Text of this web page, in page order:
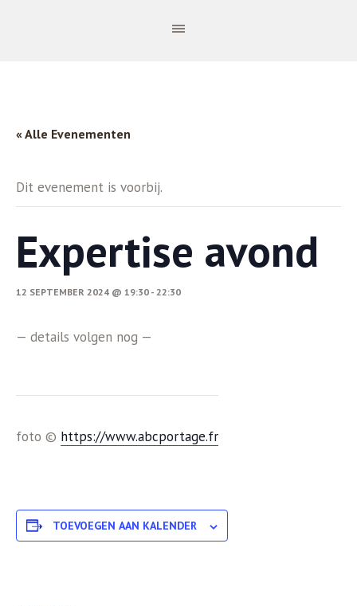
« Alle Evenementen
Dit evenement is voorbij.
Expertise avond
12 SEPTEMBER 2024 @ 19:30 - 22:30
— details volgen nog —
foto © https://www.abcportage.fr
TOEVOEGEN AAN KALENDER